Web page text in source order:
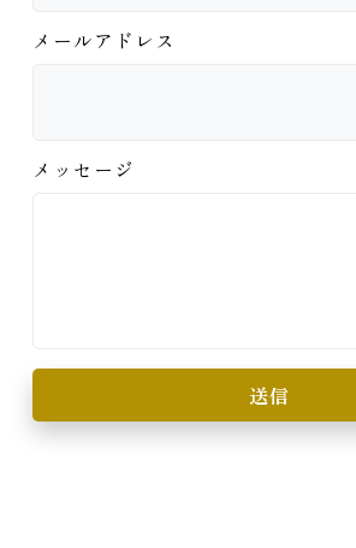
メールアドレス
メッセージ